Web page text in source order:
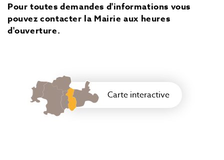
Pour toutes demandes d'informations vous
pouvez contacter la Mairie aux heures
d'ouverture.
Carte interactive